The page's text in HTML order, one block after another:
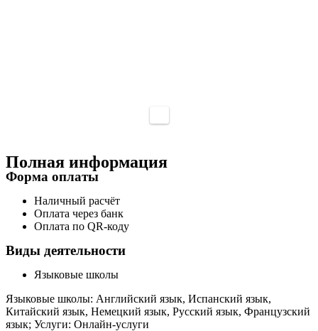
Полная информация
Форма оплаты
Наличный расчёт
Оплата через банк
Оплата по QR-коду
Виды деятельности
Языковые школы
Языковые школы: Английский язык, Испанский язык,
Китайский язык, Немецкий язык, Русский язык, Французский
язык; Услуги: Онлайн-услуги